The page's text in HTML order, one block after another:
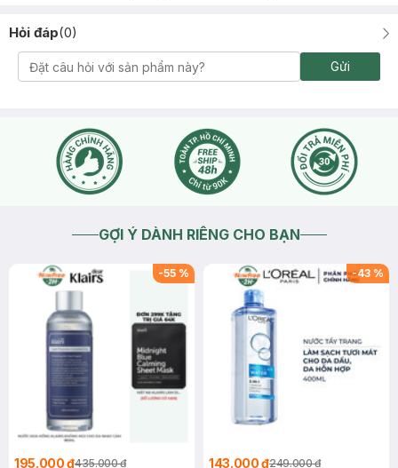
Hỏi đáp(0)
Gửi
GỢI Ý DÀNH RIÊNG CHO BẠN
-55 %
195.000 ₫435.000 ₫
-43 %
143.000 ₫249.000 ₫